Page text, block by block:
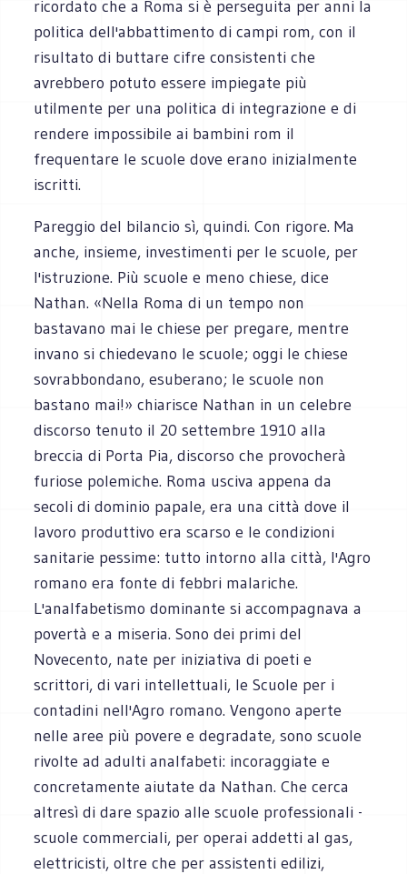
ricordato che a Roma si è perseguita per anni la
politica dell'abbattimento di campi rom, con il
risultato di buttare cifre consistenti che
avrebbero potuto essere impiegate più
utilmente per una politica di integrazione e di
rendere impossibile ai bambini rom il
frequentare le scuole dove erano inizialmente
iscritti.
Pareggio del bilancio sì, quindi. Con rigore. Ma
anche, insieme, investimenti per le scuole, per
l'istruzione. Più scuole e meno chiese, dice
Nathan. «Nella Roma di un tempo non
bastavano mai le chiese per pregare, mentre
invano si chiedevano le scuole; oggi le chiese
sovrabbondano, esuberano; le scuole non
bastano mai!» chiarisce Nathan in un celebre
discorso tenuto il 20 settembre 1910 alla
breccia di Porta Pia, discorso che provocherà
furiose polemiche. Roma usciva appena da
secoli di dominio papale, era una città dove il
lavoro produttivo era scarso e le condizioni
sanitarie pessime: tutto intorno alla città, l'Agro
romano era fonte di febbri malariche.
L'analfabetismo dominante si accompagnava a
povertà e a miseria. Sono dei primi del
Novecento, nate per iniziativa di poeti e
scrittori, di vari intellettuali, le Scuole per i
contadini nell'Agro romano. Vengono aperte
nelle aree più povere e degradate, sono scuole
rivolte ad adulti analfabeti: incoraggiate e
concretamente aiutate da Nathan. Che cerca
altresì di dare spazio alle scuole professionali -
scuole commerciali, per operai addetti al gas,
elettricisti, oltre che per assistenti edilizi,